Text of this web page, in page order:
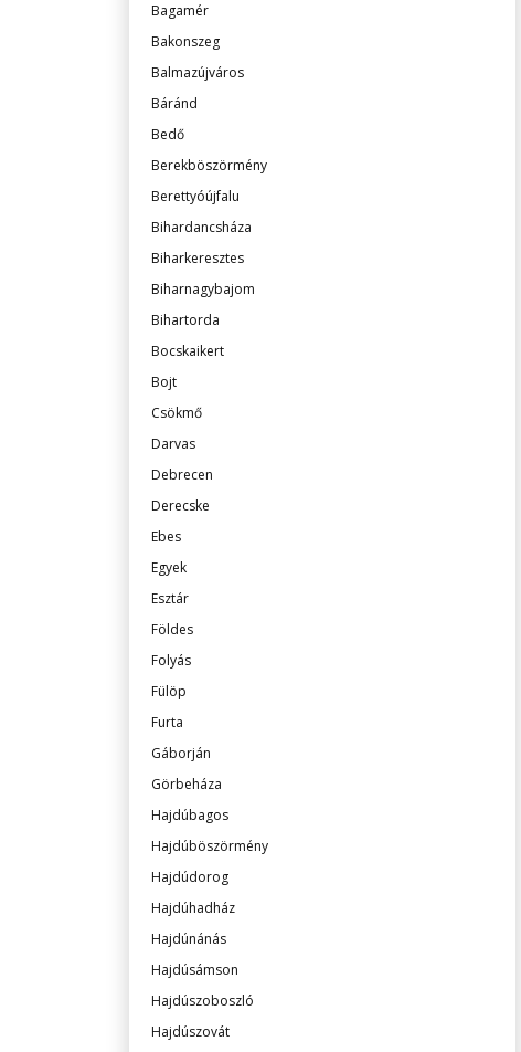
Bagamér
Bakonszeg
Balmazújváros
Báránd
Bedő
Berekböszörmény
Berettyóújfalu
Bihardancsháza
Biharkeresztes
Biharnagybajom
Bihartorda
Bocskaikert
Bojt
Csökmő
Darvas
Debrecen
Derecske
Ebes
Egyek
Esztár
Földes
Folyás
Fülöp
Furta
Gáborján
Görbeháza
Hajdúbagos
Hajdúböszörmény
Hajdúdorog
Hajdúhadház
Hajdúnánás
Hajdúsámson
Hajdúszoboszló
Hajdúszovát